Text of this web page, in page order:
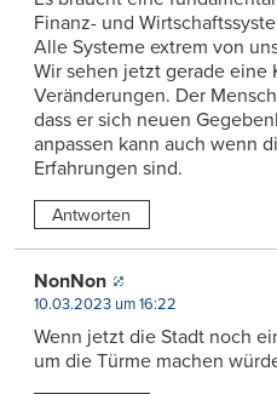
Finanz- und
Alle Systeme extrem von
Wir sehen jetzt gerade eine
Veränderungen. Der
dass er sich neuen
anpassen kann auch wenn
Erfahrungen sind.
Antworten
NonNon
10.03.2023 um 16:22
Wenn jetzt die Stadt noch
um die Türme machen